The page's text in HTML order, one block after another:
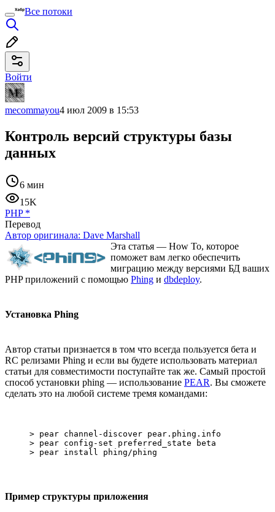
Все потоки
Войти
mecommayou4 июл 2009 в 15:53
Контроль версий структуры базы
данных
6 мин
15K
PHP*
Перевод
Автор оригинала: Dave Marshall
Эта статья — How To, которое
поможет вам легко обеспечить
миграцию между версиями БД ваших
PHP приложений с помощью Phing и dbdeploy.
Установка Phing
Автор статьи признается в том что всегда пользуется бета и
RC релизами Phing и если вы будете использовать материал
статьи для совместимости поступайте так же. Самый простой
способ установки phing — использование PEAR. Вы сможете
сделать это на любой системе тремя командами:
> pear channel-discover pear.phing.info
> pear config-set preferred_state beta
Пример структуры приложения